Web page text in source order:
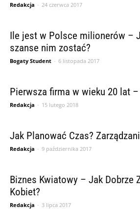
Redakcja - 24 czerwca 2017
Ile jest w Polsce milionerów –
szanse nim zostać?
Bogaty Student - 6 listopada 2017
Pierwsza firma w wieku 20 lat –
Redakcja - 15 lutego 2018
Jak Planować Czas?
Redakcja - 9 października 2017
Biznes Kwiatowy – Jak Dobrze
Kobiet?
Redakcja - 3 lipca 2017